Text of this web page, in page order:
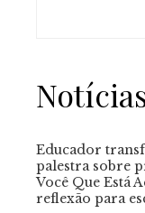
Educador
palestra sobre
Você Que Está
reflexão para